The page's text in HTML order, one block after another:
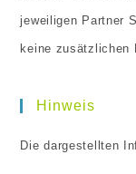
jeweiligen Partner
keine zusätzlichen
Hinweis
Die dargestellten